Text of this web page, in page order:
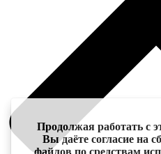
Продолжая работать с
Вы даёте согласие на
файлов по средствам